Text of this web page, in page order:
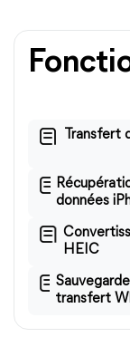
Transfert
données
HEIC
transfert